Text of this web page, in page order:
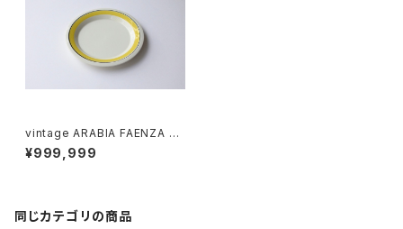
vintage ARABIA FAENZA KE
LTAINEN RAITA plate 17cm
/ ヴィンテージ アラビア ファエ
¥999,999
同じカテゴリの商品